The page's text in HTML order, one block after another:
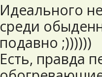
Идеального
среди
подавно ;))))))
Есть, правда